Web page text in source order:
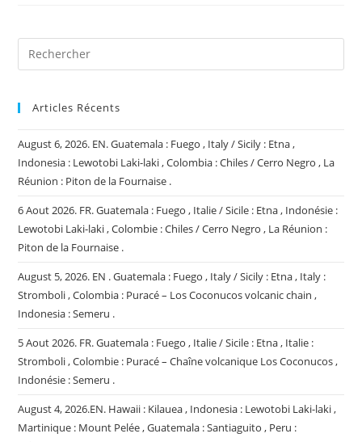
Lewotobi
,
Ridge
,
Japon
:
Tokachidake
Philippines
:
Mayon
Galeras
.
Articles Récents
August 6, 2026. EN. Guatemala : Fuego , Italy / Sicily : Etna ,
Indonesia : Lewotobi Laki-laki , Colombia : Chiles / Cerro Negro , La
Réunion : Piton de la Fournaise .
6 Aout 2026. FR. Guatemala : Fuego , Italie / Sicile : Etna , Indonésie :
Lewotobi Laki-laki , Colombie : Chiles / Cerro Negro , La Réunion :
Piton de la Fournaise .
August 5, 2026. EN . Guatemala : Fuego , Italy / Sicily : Etna , Italy :
Stromboli , Colombia : Puracé – Los Coconucos volcanic chain ,
Indonesia : Semeru .
5 Aout 2026. FR. Guatemala : Fuego , Italie / Sicile : Etna , Italie :
Stromboli , Colombie : Puracé – Chaîne volcanique Los Coconucos ,
Indonésie : Semeru .
August 4, 2026.EN. Hawaii : Kilauea , Indonesia : Lewotobi Laki-laki ,
Martinique : Mount Pelée , Guatemala : Santiaguito , Peru :